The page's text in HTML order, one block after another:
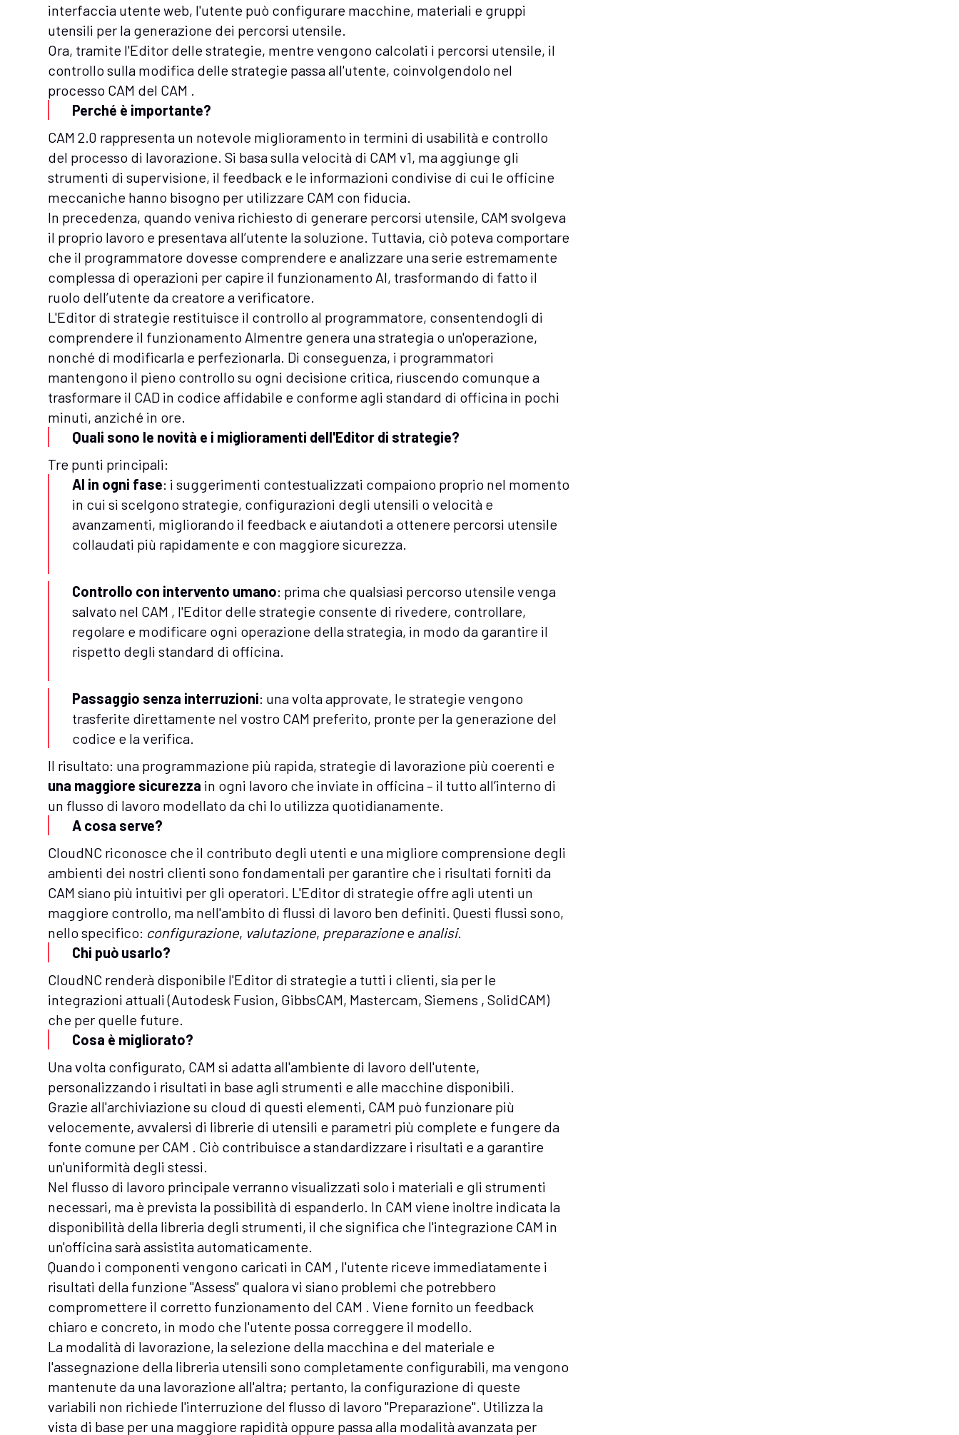
interfaccia utente web, l'utente può configurare macchine, materiali e gruppi
utensili per la generazione dei percorsi utensile.
Ora, tramite l'Editor delle strategie, mentre vengono calcolati i percorsi utensile, il
controllo sulla modifica delle strategie passa all'utente, coinvolgendolo nel
processo CAM del CAM .
Perché è importante?
CAM 2.0 rappresenta un notevole miglioramento in termini di usabilità e controllo
del processo di lavorazione. Si basa sulla velocità di CAM v1, ma aggiunge gli
strumenti di supervisione, il feedback e le informazioni condivise di cui le officine
meccaniche hanno bisogno per utilizzare CAM con fiducia.
In precedenza, quando veniva richiesto di generare percorsi utensile, CAM svolgeva
il proprio lavoro e presentava all’utente la soluzione. Tuttavia, ciò poteva comportare
che il programmatore dovesse comprendere e analizzare una serie estremamente
complessa di operazioni per capire il funzionamento AI, trasformando di fatto il
ruolo dell’utente da creatore a verificatore.
L'Editor di strategie restituisce il controllo al programmatore, consentendogli di
comprendere il funzionamento AImentre genera una strategia o un'operazione,
nonché di modificarla e perfezionarla. Di conseguenza, i programmatori
mantengono il pieno controllo su ogni decisione critica, riuscendo comunque a
trasformare il CAD in codice affidabile e conforme agli standard di officina in pochi
minuti, anziché in ore.
Quali sono le novità e i miglioramenti dell'Editor di strategie?
Tre punti principali:
AI in ogni fase: i suggerimenti contestualizzati compaiono proprio nel momento
in cui si scelgono strategie, configurazioni degli utensili o velocità e
avanzamenti, migliorando il feedback e aiutandoti a ottenere percorsi utensile
collaudati più rapidamente e con maggiore sicurezza.
Controllo con intervento umano: prima che qualsiasi percorso utensile venga
salvato nel CAM , l'Editor delle strategie consente di rivedere, controllare,
regolare e modificare ogni operazione della strategia, in modo da garantire il
rispetto degli standard di officina.
Passaggio senza interruzioni: una volta approvate, le strategie vengono
trasferite direttamente nel vostro CAM preferito, pronte per la generazione del
codice e la verifica.
Il risultato: una programmazione più rapida, strategie di lavorazione più coerenti e
una maggiore sicurezza in ogni lavoro che inviate in officina – il tutto all’interno di
un flusso di lavoro modellato da chi lo utilizza quotidianamente.
A cosa serve?
CloudNC riconosce che il contributo degli utenti e una migliore comprensione degli
ambienti dei nostri clienti sono fondamentali per garantire che i risultati forniti da
CAM siano più intuitivi per gli operatori. L'Editor di strategie offre agli utenti un
maggiore controllo, ma nell'ambito di flussi di lavoro ben definiti. Questi flussi sono,
nello specifico: configurazione, valutazione, preparazione e analisi.
Chi può usarlo?
CloudNC renderà disponibile l'Editor di strategie a tutti i clienti, sia per le
integrazioni attuali (Autodesk Fusion, GibbsCAM, Mastercam, Siemens , SolidCAM)
che per quelle future.
Cosa è migliorato?
Una volta configurato, CAM si adatta all'ambiente di lavoro dell'utente,
personalizzando i risultati in base agli strumenti e alle macchine disponibili.
Grazie all'archiviazione su cloud di questi elementi, CAM può funzionare più
velocemente, avvalersi di librerie di utensili e parametri più complete e fungere da
fonte comune per CAM . Ciò contribuisce a standardizzare i risultati e a garantire
un'uniformità degli stessi.
Nel flusso di lavoro principale verranno visualizzati solo i materiali e gli strumenti
necessari, ma è prevista la possibilità di espanderlo. In CAM viene inoltre indicata la
disponibilità della libreria degli strumenti, il che significa che l'integrazione CAM in
un'officina sarà assistita automaticamente.
Quando i componenti vengono caricati in CAM , l'utente riceve immediatamente i
risultati della funzione "Assess" qualora vi siano problemi che potrebbero
compromettere il corretto funzionamento del CAM . Viene fornito un feedback
chiaro e concreto, in modo che l'utente possa correggere il modello.
La modalità di lavorazione, la selezione della macchina e del materiale e
l'assegnazione della libreria utensili sono completamente configurabili, ma vengono
mantenute da una lavorazione all'altra; pertanto, la configurazione di queste
variabili non richiede l'interruzione del flusso di lavoro "Preparazione". Utilizza la
vista di base per una maggiore rapidità oppure passa alla modalità avanzata per